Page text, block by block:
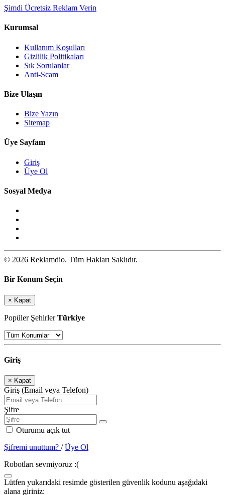
Şimdi Ücretsiz Reklam Verin
Kurumsal
Kullanım Koşulları
Gizlilik Politikaları
Sık Sorulanlar
Anti-Scam
Bize Ulaşın
Bize Yazın
Sitemap
Üye Sayfam
Giriş
Üye Ol
Sosyal Medya
© 2026 Reklamdio. Tüm Hakları Saklıdır.
Bir Konum Seçin
× Kapat
Popüler ŞehirlerTürkiye
Giriş
× Kapat
Giriş (Email veya Telefon)
Şifre
Oturumu açık tut
Şifremi unuttum? /Üye Ol
Robotları sevmiyoruz :(
Lütfen yukarıdaki resimde gösterilen güvenlik kodunu aşağıdaki
alana giriniz: